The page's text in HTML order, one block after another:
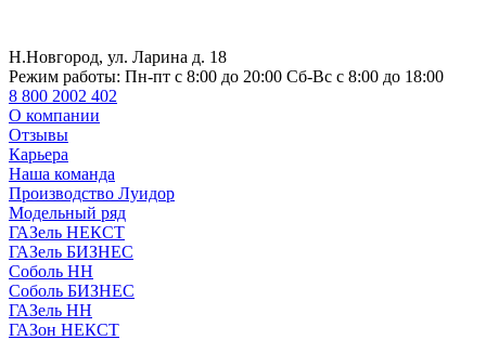
Н.Новгород, ул. Ларина д. 18
Режим работы: Пн-пт с 8:00 до 20:00 Сб-Вс с 8:00 до 18:00
8 800 2002 402
О компании
Отзывы
Карьера
Наша команда
Производство Луидор
Модельный ряд
ГАЗель НЕКСТ
ГАЗель БИЗНЕС
Соболь НН
Соболь БИЗНЕС
ГАЗель НН
ГАЗон НЕКСТ